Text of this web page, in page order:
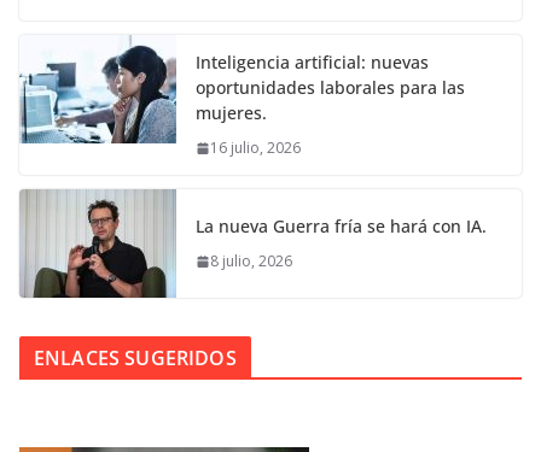
Inteligencia artificial: nuevas
oportunidades laborales para las
mujeres.
16 julio, 2026
La nueva Guerra fría se hará con IA.
8 julio, 2026
ENLACES SUGERIDOS